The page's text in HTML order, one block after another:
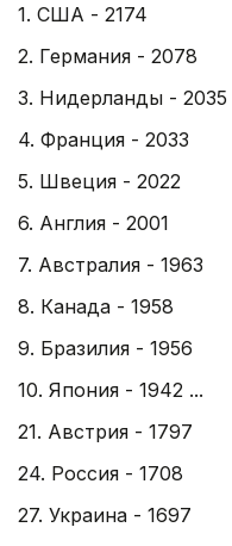
1. США - 2174
2. Германия - 2078
3. Нидерланды - 2035
4. Франция - 2033
5. Швеция - 2022
6. Англия - 2001
7. Австралия - 1963
8. Канада - 1958
9. Бразилия - 1956
10. Япония - 1942 ...
21. Австрия - 1797
24. Россия - 1708
27. Украина - 1697